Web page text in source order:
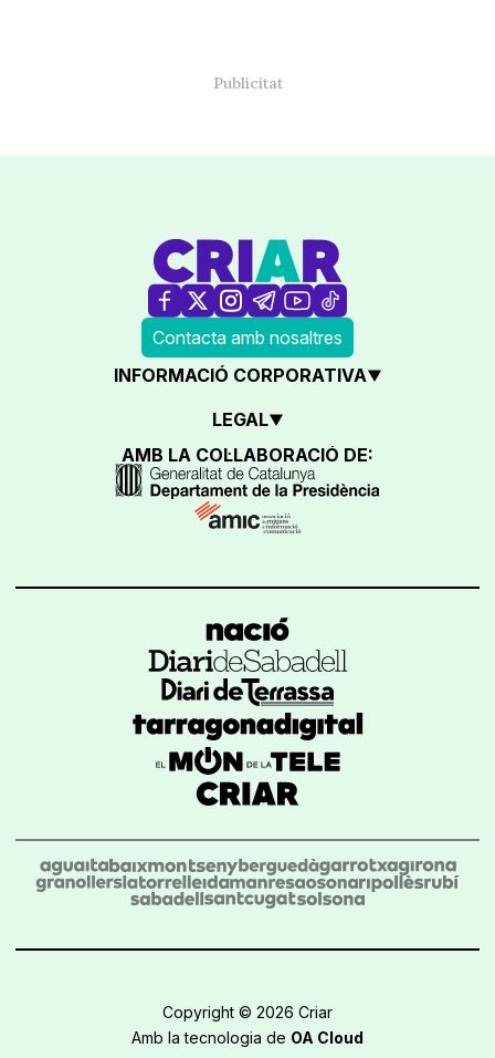
Contacta amb nosaltres
INFORMACIÓ CORPORATIVA
LEGAL
AMB LA COL·LABORACIÓ DE:
Copyright © 2026 Criar
Amb la tecnologia de OA Cloud